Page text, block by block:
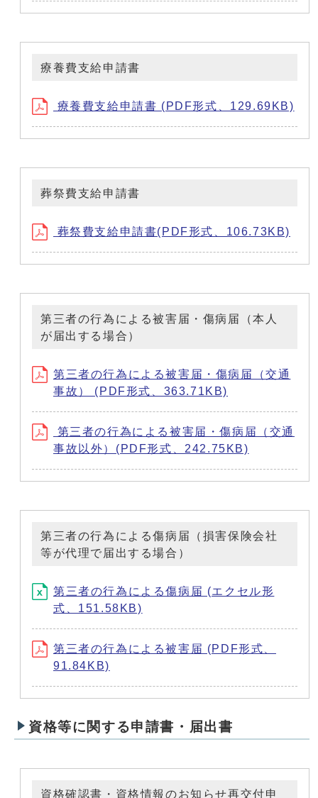
療養費支給申請書
療養費支給申請書 (PDF形式、129.69KB)
葬祭費支給申請書
葬祭費支給申請書(PDF形式、106.73KB)
第三者の行為による被害届・傷病届（本人
が届出する場合）
第三者の行為による被害届・傷病届（交通
事故） (PDF形式、363.71KB)
第三者の行為による被害届・傷病届（交通
事故以外）(PDF形式、242.75KB)
第三者の行為による傷病届（損害保険会社
等が代理で届出する場合）
第三者の行為による傷病届 (エクセル形
式、151.58KB)
第三者の行為による被害届 (PDF形式、
91.84KB)
資格等に関する申請書・届出書
資格確認書・資格情報のお知らせ再交付申